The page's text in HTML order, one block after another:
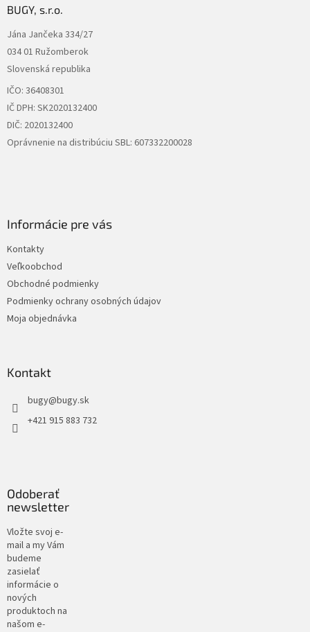
BUGY, s.r.o.
Jána Jančeka 334/27
034 01 Ružomberok
Slovenská republika
IČO: 36408301
IČ DPH: SK2020132400
DIČ: 2020132400
Oprávnenie na distribúciu SBL: 607332200028
Informácie pre vás
Kontakty
Veľkoobchod
Obchodné podmienky
Podmienky ochrany osobných údajov
Moja objednávka
Kontakt
bugy@bugy.sk
+421 915 883 732
Odoberať
newsletter
Vložte svoj e-
mail a my Vám
budeme
zasielať
informácie o
nových
produktoch na
našom e-